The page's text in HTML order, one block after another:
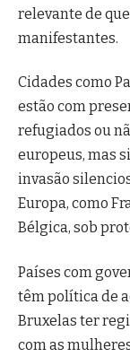
relevante de
manifestantes.
Cidades como
estão com
refugiados ou
europeus, mas
invasão
Europa, como
Bélgica, sob
Países com
têm política de
Bruxelas ter
com as